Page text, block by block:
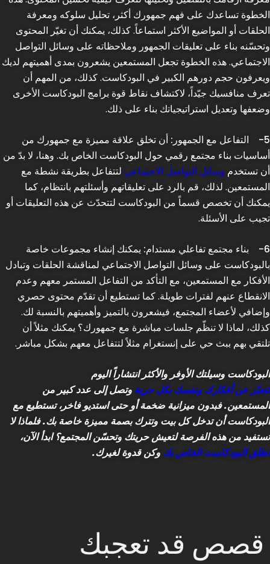
الخطوة تساعدك على فهم جمهورك أكثر، تحليل سلوكه ومعرفة
الحلقات أو المواضيع الأكثر استماعاً. كذلك، يمكنك أن تغيّر المحتوى
وتحسّنه بناء على تعليقات الجمهور وملاحظاته على وسائل التواصل
الاجتماعي. هذه الخطوة تجعل المستمعين يشعرون بمدى أهميتهم لديك
ويعرفون حجم دورهم الكبير في البودكاست. كذلك، من المهم أن
تعرف منافسيك جيّداً، لاكتشاف نقاط قوة برامج البودكاست الأخرى
وضعفها وتعديل استراتيجياتك بناء على ذلك.
5- التفاعل مع الجمهور: أن تخلق علاقة مميزة مع جمهورك من
أساسيات بناء مجتمع رقمي حول البودكاست الخاص بك. وهنا، لا بدّ من
أن تستخدم وسائل التواصل الاجتماعي لتتفاعل بطريقة نشطة مع
المستمعين. لذلك، قم بالرد على تعليقاتهم وأسئلتهم بانتظام، كما
يمكنك أن تخصص قسماً من البودكاست لتتحدّث عن هذه التعليقات أو
تجيب على الأسئلة.
6- بناء مجتمع تفاعلي مستدام: يمكنك إنشاء مجموعات خاصة
بالبودكاست على وسائل التواصل الاجتماعي لمناقشة الحلقات وتبادل
الأفكار مع المستمعين، مع التأكد من التفاعل المستمر معهم وعدم
الانقطاع عنهم لفترات طويلة. كما تستطيع أن تقدّم محتوى حصري
وإضافي لأعضاء المجتمع، فيشعرون بالتميز وأهميتهم بالنسبة لك.
كذلك، لماذا لا تنظّم جلسات مباشرة مع جمهورك؟ يمكنك مثلاً أن
تلتقي بهم ببث حي على إنستغرام مثلاً لتتفاعل معهم بشكل مباشر.
البودكاست وسيلتك الأوفر والأكثر انتشاراً اليوم
لتعبّر عن أفكارك ونفسك بكل حرية وتصل إلى عدد كبير من
المستمعين. فبدون ميزانية ضخمة أو حتى استديو فاخر، تستطيع مع
البودكاست أن تدخل كل بيت وتترك بصمة مميزة خاصة بك. فلماذا لا
تستفيد من هذه الفرصة لتعيش حريتك وتحسّن المجتمع؟ ابدأ الآن،
أطلق البودكاست الخاص بك وكن قدوة لغيرك.
قصص قد تعجبك